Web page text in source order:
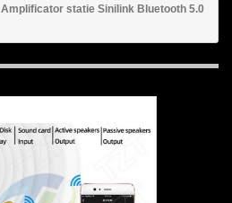
Amplificator statie Sinilink Bluetooth 5.0